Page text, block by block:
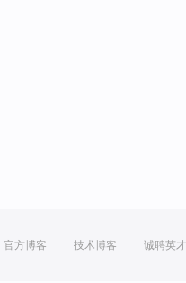
官方博客 技术博客 诚聘英才